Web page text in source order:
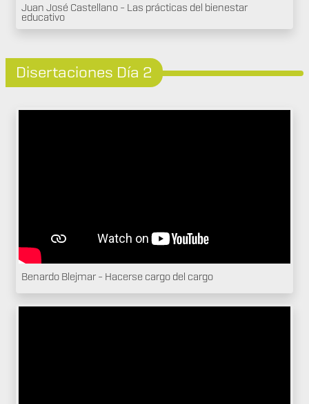
Juan José Castellano - Las prácticas del bienestar
educativo
Disertaciones Día 2
Benardo Blejmar - Hacerse cargo del cargo